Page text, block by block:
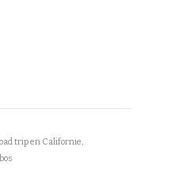
trip en Californie,